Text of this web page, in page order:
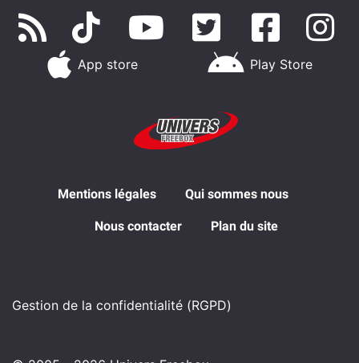
App store Play Store
Mentions légales Qui sommes nous
Nous contacter Plan du site
Gestion de la confidentialité (RGPD)